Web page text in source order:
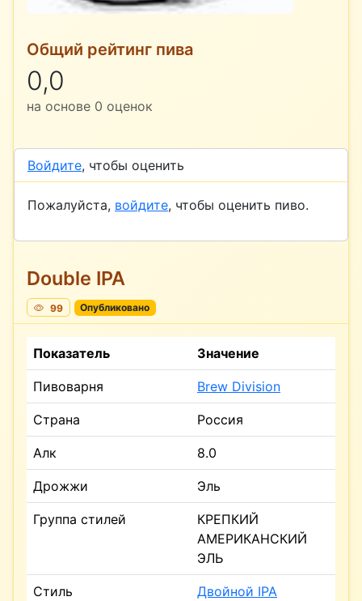
Общий рейтинг пива
0,0
на основе 0 оценок
Войдите, чтобы оценить
Пожалуйста, войдите, чтобы оценить пиво.
Double IPA
99 Опубликовано
Показатель Значение
Пивоварня Brew Division
Страна Россия
Алк 8.0
Дрожжи Эль
Группа стилей
КРЕПКИЙ
АМЕРИКАНСКИЙ
ЭЛЬ
Стиль Двойной IPA